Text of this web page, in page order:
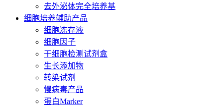
去外泌体完全培养基
细胞培养辅助产品
细胞冻存液
细胞因子
干细胞检测试剂盒
生长添加物
转染试剂
慢病毒产品
蛋白Marker